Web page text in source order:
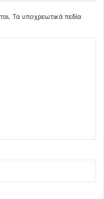
Τα υποχρεωτικά πεδία